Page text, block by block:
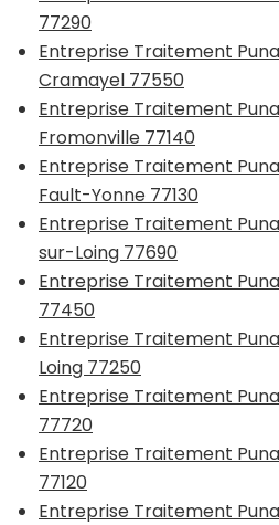
77290
Entreprise Traitement
Cramayel 77550
Entreprise Traitement
Fromonville 77140
Entreprise Traitement
Fault-Yonne 77130
Entreprise Traitement
sur-Loing 77690
Entreprise Traitement
77450
Entreprise Traitement
Loing 77250
Entreprise Traitement
77720
Entreprise Traitement
77120
Entreprise Traitement